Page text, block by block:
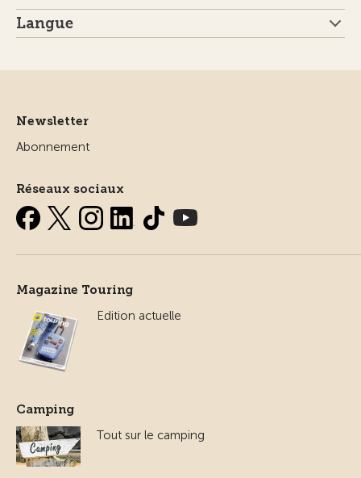
Langue
Newsletter
Abonnement
Réseaux sociaux
Magazine Touring
Edition actuelle
Camping
Tout sur le camping